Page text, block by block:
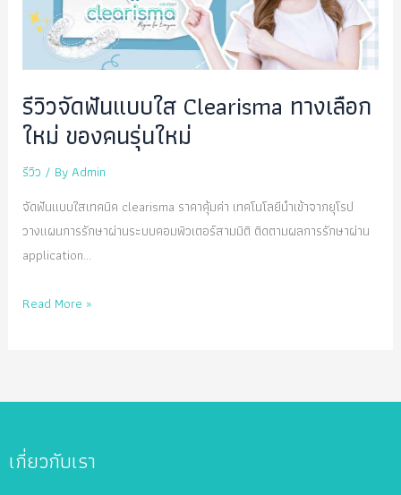
รีวิวจัดฟันแบบใส Clearisma ทางเลือก
ใหม่ ของคนรุ่นใหม่
รีวิว / ByAdmin
จัดฟันแบบใสเทคนิค clearisma ราคาคุ้มค่า เทคโนโลยีนำเข้าจากยุโรป
วางแผนการรักษาผ่านระบบคอมพิวเตอร์สามมิติ ติดตามผลการรักษาผ่าน
application…
รีวิว
ใส
ทาง
เลือก
Read More »
เกี่ยวกับเรา